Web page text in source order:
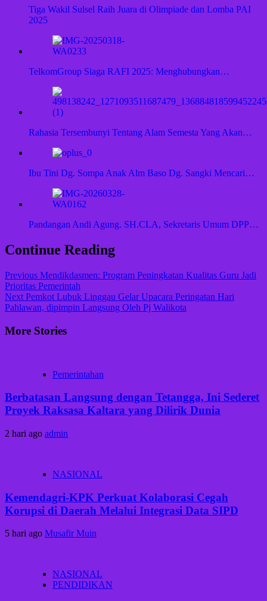
Tiga Wakil Sulsel Raih Juara di Olimpiade dan Lomba PAI
2025
TelkomGroup Siaga RAFI 2025: Menghubungkan…
Rahasia Tersembunyi Tentang Alam Semesta Yang Akan…
Ibu Tini Dg. Sompa Anak Alm Baso Dg. Sangki Mencari…
Pandangan Andi Agung. SH.CLA, Sekretaris Umum DPP…
Continue Reading
Previous Mendikdasmen: Program Peningkatan Kualitas Guru Jadi
Prioritas Pemerintah
Next Pemkot Lubuk Linggau Gelar Upacara Peringatan Hari
Pahlawan, dipimpin Langsung Oleh Pj Walikota
More Stories
Pemerintahan
Berbatasan Langsung dengan Tetangga, Ini Sederet
Proyek Raksasa Kaltara yang Dilirik Dunia
2 hari ago admin
NASIONAL
Kemendagri-KPK Perkuat Kolaborasi Cegah
Korupsi di Daerah Melalui Integrasi Data SIPD
5 hari ago Musafir Muin
NASIONAL
PENDIDIKAN